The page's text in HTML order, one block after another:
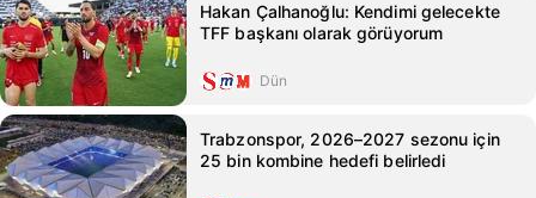
Hakan Çalhanoğlu: Kendimi gelecekte
TFF başkanı olarak görüyorum
Dün
Trabzonspor, 2026–2027 sezonu için
25 bin kombine hedefi belirledi